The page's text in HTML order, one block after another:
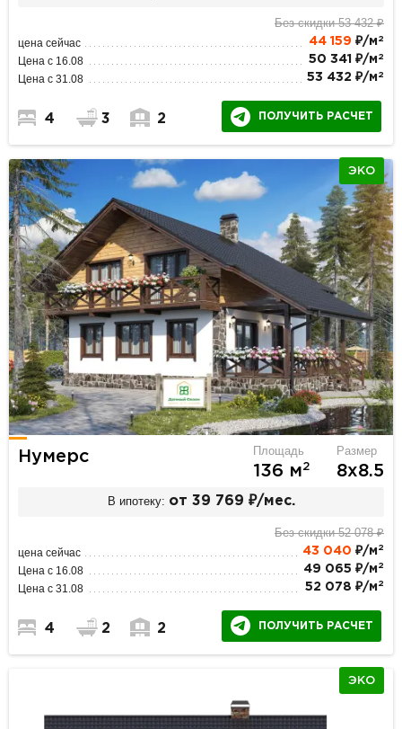
Без скидки 53 432 ₽
цена сейчас 44 159 ₽/м 2
Цена с 16.08 50 341 ₽/м 2
Цена с 31.08 53 432 ₽/м 2
4 3 2 ПОЛУЧИТЬ РАСЧЕТ
ЭКО
Нумерс Площадь
136 м2
Размер
8х8.5
В ипотеку: от 39 769 ₽/мес.
Без скидки 52 078 ₽
цена сейчас 43 040 ₽/м 2
Цена с 16.08 49 065 ₽/м 2
Цена с 31.08 52 078 ₽/м 2
4 2 2 ПОЛУЧИТЬ РАСЧЕТ
ЭКО